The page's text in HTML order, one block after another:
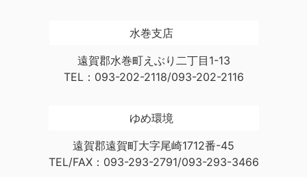
水巻支店
遠賀郡水巻町えぶり二丁目1-13
TEL：093-202-2118/093-202-2116
ゆめ環境
遠賀郡遠賀町大字尾崎1712番-45
TEL/FAX：093-293-2791/093-293-3466